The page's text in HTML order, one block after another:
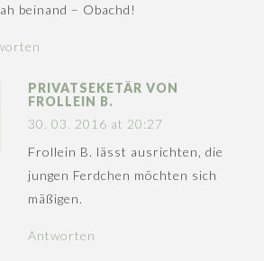
beinand – Obachd!
PRIVATSEKETÄR VON
FROLLEIN B.
30. 03. 2016 at 20:27
Frollein B. lässt ausrichten, die
jungen Ferdchen möchten sich
mäßigen.
Antworten